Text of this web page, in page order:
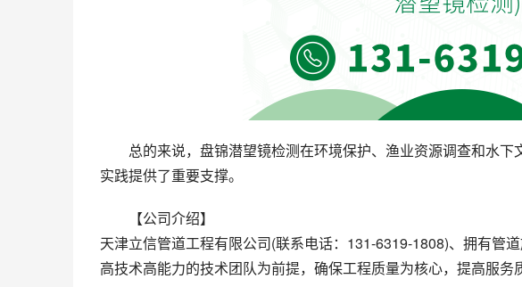
总的来说，盘锦潜望镜检测在环境保护、渔业资源调查和水
实践提供了重要支撑。
【公司介绍】
天津立信管道工程有限公司(联系电话：131-6319-1808)、拥有管
高技术高能力的技术团队为前提，确保工程质量为核心，提高服务